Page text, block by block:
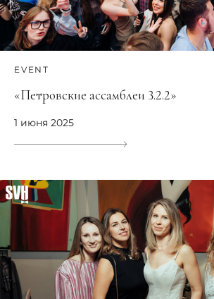
EVENT
«Петровские ассамблеи 3.2.2»
1 июня 2025